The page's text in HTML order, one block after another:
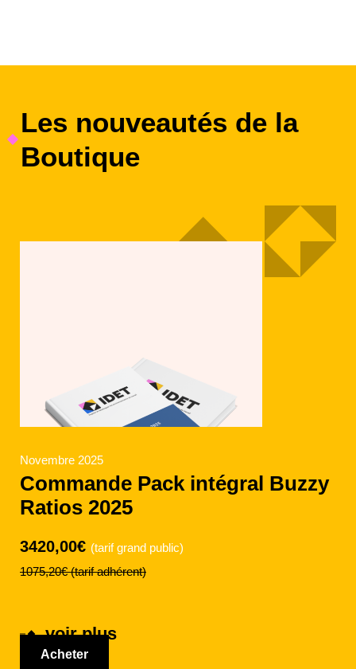
Les nouveautés de la
Boutique
Novembre 2025
Commande Pack intégral Buzzy
Ratios 2025
3420,00€ (tarif grand public)
1075,20€(tarif adhérent)
voir plus
Acheter